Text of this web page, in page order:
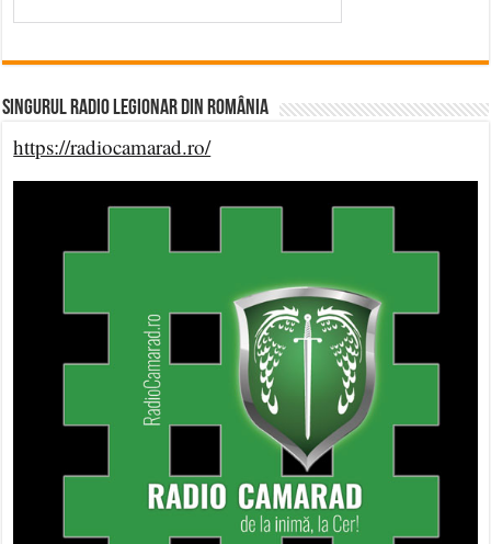
Singurul Radio Legionar din România
https://radiocamarad.ro/